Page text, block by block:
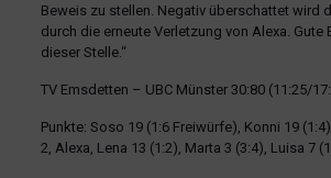
Beweis zu stellen. Negativ überschattet wird
durch die erneute Verletzung von Alexa. Gute
dieser Stelle.“
TV Emsdetten – UBC Münster 30:80 (11:25/
Punkte: Soso 19 (1:6 Freiwürfe), Konni 19
2, Alexa, Lena 13 (1:2), Marta 3 (3:4), Luisa 7